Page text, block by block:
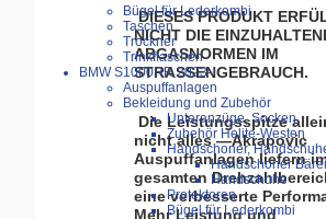
Bügel für Lederkombi
Taschen
Trockner
Trinkflaschen
BMW S1000RR 2023-
Auspuffanlagen
Bekleidung und Zubehör
Unteranzüge, Socken
Zubehör Helite-Westen
Handschoner,
Handschoner
Handschuhe
Protektoren
Bügel für Lederkombi
DIESES PRODUKT
NICHT DIE
ABGASNORMEN IM
STRASSENGEBRAUCH.
Die Leistungsspitze
nicht alles —Akrapovic
Auspuffanlagen liefern
gesamten
eine verbesserte
Mehr Leistung und